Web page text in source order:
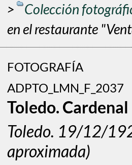
>
Colección
en el restaurante
FOTOGRAFÍA
ADPTO_LMN_F_2037
Toledo. Cardenal
Toledo. 19/12/
aproximada)